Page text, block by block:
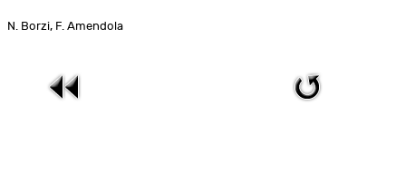
N. Borzi, F. Amendola